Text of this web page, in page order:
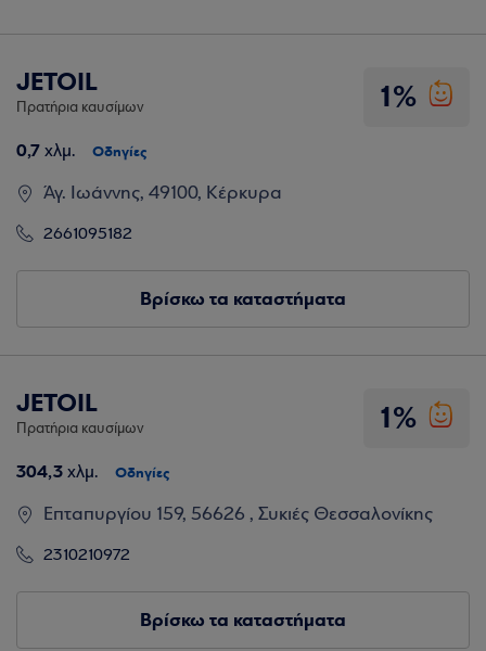
JETOIL
Πρατήρια καυσίμων
0,7 χλμ. Οδηγίες
1%
Άγ. Ιωάννης, 49100, Κέρκυρα
2661095182
Βρίσκω τα καταστήματα
JETOIL
Πρατήρια καυσίμων
304,3 χλμ. Οδηγίες
1%
Επταπυργίου 159, 56626 , Συκιές Θεσσαλονίκης
2310210972
Βρίσκω τα καταστήματα